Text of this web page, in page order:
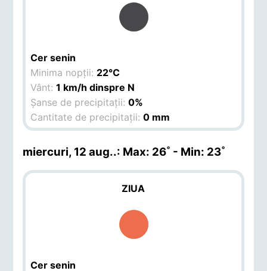
Cer senin
Minima nopții: 22°C
Vânt:1 km/h dinspre N
Șanse de precipitații:0%
Cantitate de precipitații:0 mm
miercuri, 12 aug..: Max: 26˚ - Min: 23˚
ZIUA
Cer senin